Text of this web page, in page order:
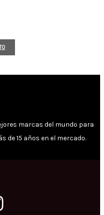
marcas del mundo para
de 15 años en el mercado.